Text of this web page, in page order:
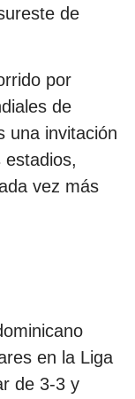
de
por
de
una invitación
estadios,
vez más
en la Liga
de 3-3 y